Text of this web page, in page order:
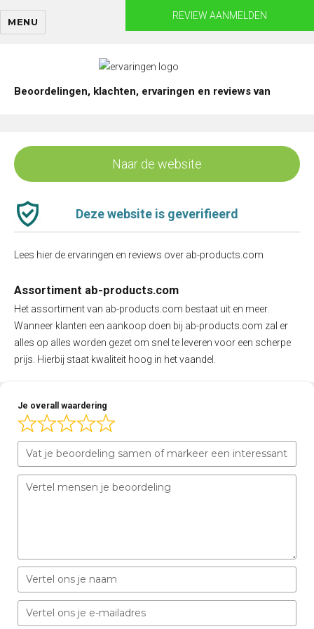
Skip
MENU
REVIEW AANMELDEN
Beoordelingen, klachten, ervaringen en reviews van
Naar de website
Deze website is geverifieerd
Lees hier de ervaringen en reviews over ab-products.com
Assortiment ab-products.com
Het assortiment van ab-products.com bestaat uit en meer.
Wanneer klanten een aankoop doen bij ab-products.com zal er
alles op alles worden gezet om snel te leveren voor een scherpe
prijs. Hierbij staat kwaliteit hoog in het vaandel.
Je overall waardering